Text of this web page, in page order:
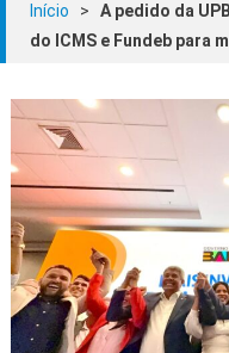
Início >
A pedido da
do ICMS e Fundeb para